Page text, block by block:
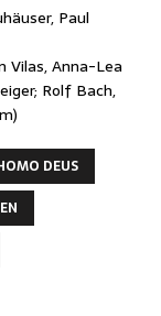
Paul
Vilas, Anna-Lea
Rolf Bach,
DEUS